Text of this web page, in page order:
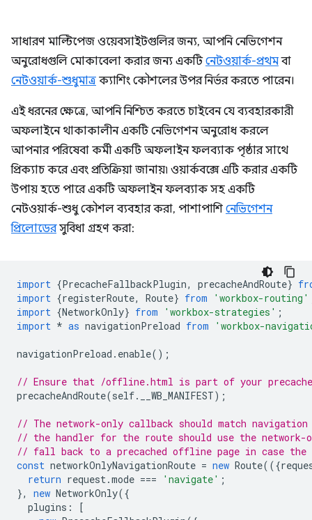
সাধারণ মাল্টিপেজ ওয়েবসাইটগুলির জন্য, আপনি নেভিগেশন
অনুরোধগুলি মোকাবেলা করার জন্য একটিনেটওয়ার্ক-প্রথমবা
নেটওয়ার্ক-শুধুমাত্র ক্যাশিং কৌশলের উপর নির্ভর করতে পারেন।
এই ধরনের ক্ষেত্রে, আপনি নিশ্চিত করতে চাইবেন যে ব্যবহারকারী
অফলাইনে থাকাকালীন একটি নেভিগেশন অনুরোধ করলে
আপনার পরিষেবা কর্মী একটি অফলাইন ফলব্যাক পৃষ্ঠার সাথে
প্রিক্যাচ করে এবং প্রতিক্রিয়া জানায়৷ ওয়ার্কবক্সে এটি করার একটি
উপায় হতে পারে একটি অফলাইন ফলব্যাক সহ একটি
নেটওয়ার্ক-শুধু কৌশল ব্যবহার করা, পাশাপাশি নেভিগেশন
প্রিলোডেরসুবিধা গ্রহণ করা:
import {PrecacheFallbackPlugin, precacheAndRoute}
import {registerRoute, Route} from 'workbox-routing'
import {NetworkOnly} from 'workbox-strategies' ;
import * as navigationPreload from 'workbox-
navigationPreload . enable();
// Ensure that /offline.html is part of your
precacheAndRoute(self. __WB_MANIFEST);
// The network-only callback should match navigation
// the handler for the route should use the
// fall back to a precached offline page in case
const networkOnlyNavigationRoute = new Route(({
return request.mode === 'navigate' ;
},
new NetworkOnly({
plugins :
[